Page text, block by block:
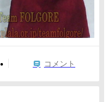
コメント